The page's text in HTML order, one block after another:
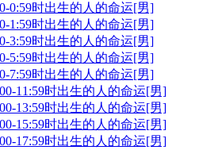
0:59时出生的人的命运[男]
1:59时出生的人的命运[男]
3:59时出生的人的命运[男]
5:59时出生的人的命运[男]
7:59时出生的人的命运[男]
11:59时出生的人的命运[男]
13:59时出生的人的命运[男]
15:59时出生的人的命运[男]
17:59时出生的人的命运[男]